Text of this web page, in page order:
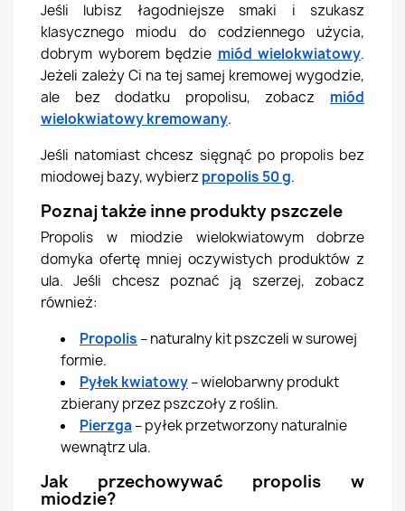
Jeśli lubisz łagodniejsze smaki i szukasz
klasycznego miodu do codziennego użycia,
dobrym wyborem będzie miód wielokwiatowy.
Jeżeli zależy Ci na tej samej kremowej wygodzie,
ale bez dodatku propolisu, zobacz miód
wielokwiatowy kremowany.
Jeśli natomiast chcesz sięgnąć po propolis bez
miodowej bazy, wybierz propolis 50 g.
Poznaj także inne produkty pszczele
Propolis w miodzie wielokwiatowym dobrze
domyka ofertę mniej oczywistych produktów z
ula. Jeśli chcesz poznać ją szerzej, zobacz
również:
Propolis – naturalny kit pszczeli w surowej
formie.
Pyłek kwiatowy– wielobarwny produkt
zbierany przez pszczoły z roślin.
Pierzga – pyłek przetworzony naturalnie
wewnątrz ula.
Jak przechowywać propolis w
miodzie?